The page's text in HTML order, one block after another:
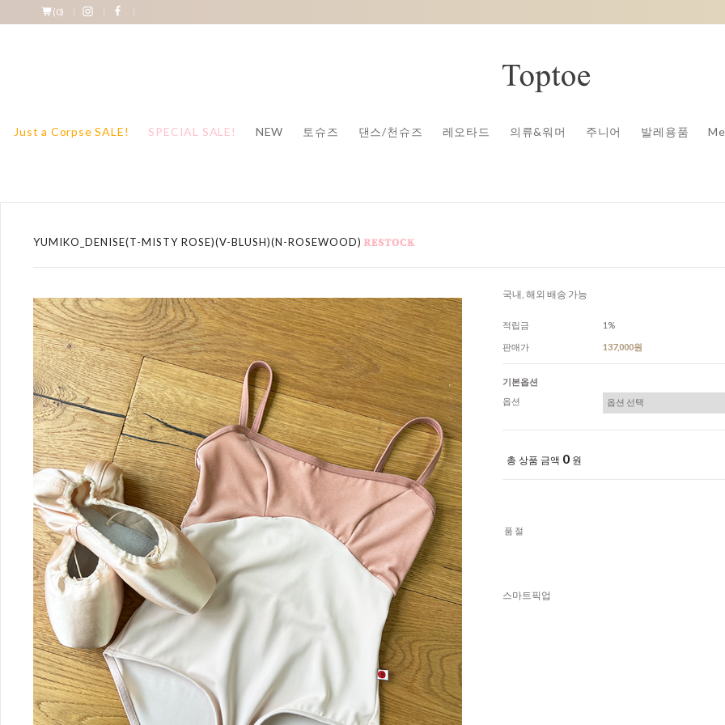
(0)
Just a Corpse SALE! SPECIAL SALE! NEW 토슈즈 댄스/천슈즈 레오타드 의류&워머 주니어 발레용품
YUMIKO_DENISE(T-MISTY ROSE)(V-BLUSH)(N-ROSEWOOD)
국내, 해외 배송 가능
적립금 1%
판매가 137,000원
기본옵션
옵션
총 상품 금액 0 원
품절
스마트픽업